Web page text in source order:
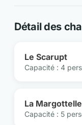
Détail des
Le Scarupt
Capacité : 4
La Margottelle
Capacité : 5